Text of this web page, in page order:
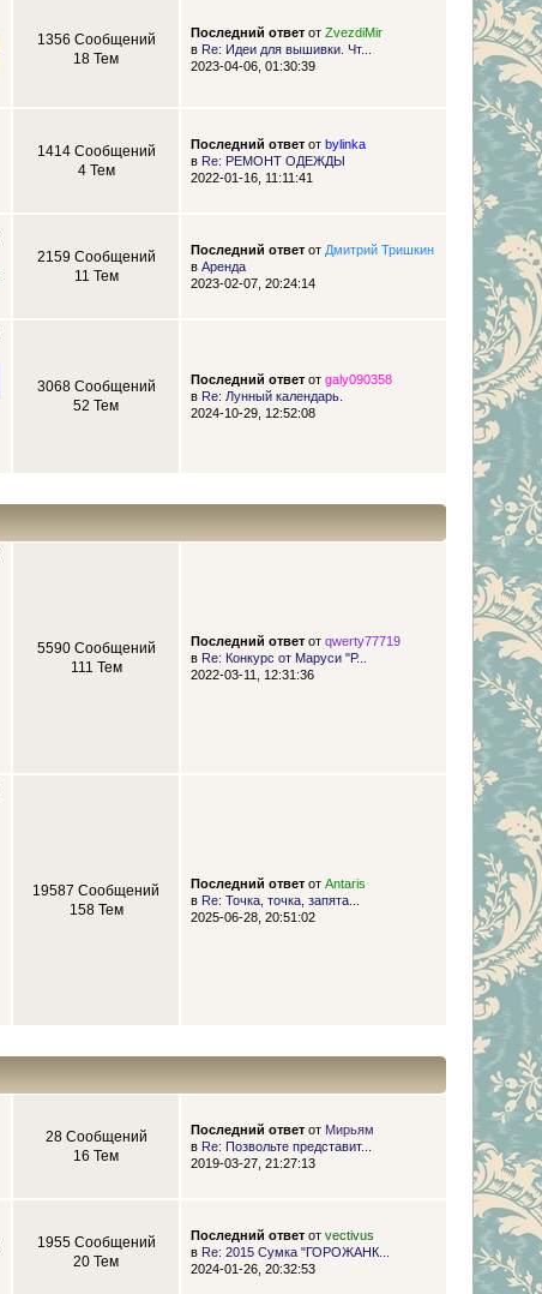
1356 Сообщений
18 Тем
Последний ответот ZvezdiMir
в Re: Идеи для вышивки. Чт...
2023-04-06, 01:30:39
1414 Сообщений
4 Тем
Последний ответот bylinka
в Re: РЕМОНТ ОДЕЖДЫ
2022-01-16, 11:11:41
2159 Сообщений
11 Тем
Последний ответот Дмитрий Тришкин
в Аренда
2023-02-07, 20:24:14
3068 Сообщений
52 Тем
Последний ответот galy090358
в Re: Лунный календарь.
2024-10-29, 12:52:08
5590 Сообщений
111 Тем
Последний ответот qwerty77719
в Re: Конкурс от Маруси "Р...
2022-03-11, 12:31:36
19587 Сообщений
158 Тем
Последний ответот Antaris
в Re: Точка, точка, запята...
2025-06-28, 20:51:02
28 Сообщений
16 Тем
Последний ответот Мирьям
в Re: Позвольте представит...
2019-03-27, 21:27:13
1955 Сообщений
20 Тем
Последний ответот vectivus
в Re: 2015 Сумка "ГОРОЖАНК...
2024-01-26, 20:32:53